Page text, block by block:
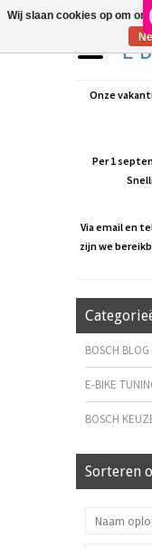
Onze
Per 1
Via email en
zijn we
BOSCH BLOG
E-BIKE
BOSCH
Sorteren
Wij slaan cookies op om